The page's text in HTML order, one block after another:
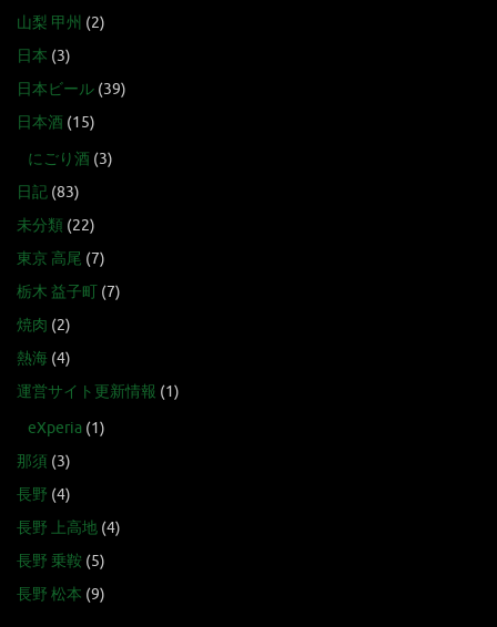
山梨 甲州 (2)
日本 (3)
日本ビール (39)
日本酒 (15)
にごり酒 (3)
日記 (83)
未分類 (22)
東京 高尾 (7)
栃木 益子町 (7)
焼肉 (2)
熱海 (4)
運営サイト更新情報 (1)
eXperia (1)
那須 (3)
長野 (4)
長野 上高地 (4)
長野 乗鞍 (5)
長野 松本 (9)